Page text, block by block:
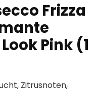
Frizza
Pink (1
Zitrusnoten,